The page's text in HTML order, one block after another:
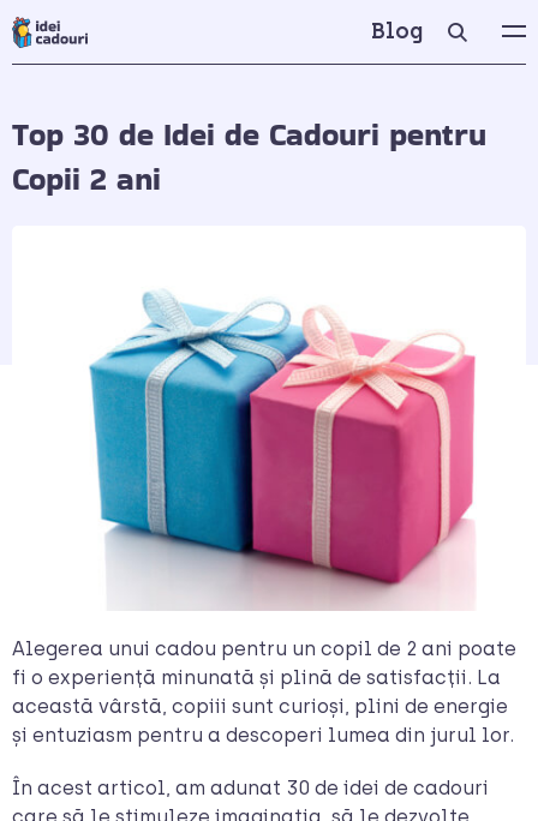
Blog
Top 30 de Idei de Cadouri pentru
Copii 2 ani
Alegerea unui cadou pentru un copil de 2 ani poate
fi o experiență minunată și plină de satisfacții. La
această vârstă, copiii sunt curioși, plini de energie
și entuziasm pentru a descoperi lumea din jurul lor.
În acest articol, am adunat 30 de idei de cadouri